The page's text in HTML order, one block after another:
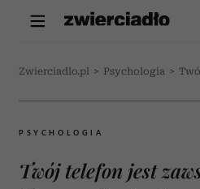
Zwierciadlo.pl > Psychologia >
PSYCHOLOGIA
Twój telefon jest